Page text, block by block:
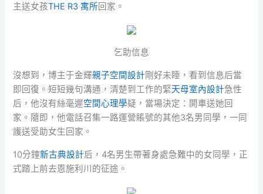
主送女孩THE R3 寓所回家。
乞助信息
沒想到，博主于金輝親子空間設計剛好未睡，看到信息后當
即回復。短短幾句溝通，清楚到工作的緊天母室內設計急性
后，他沒有絲毫遲空間心理學疑，當場決定：開車送她回
家。隨即，他電話召集一路運營賬號的其他3名男同學，一同
護送受助女生回家。
10分鐘新古典設計后，4名男生帶著身處急難中的女同學，正
式踏上前去恩施利川的征途。